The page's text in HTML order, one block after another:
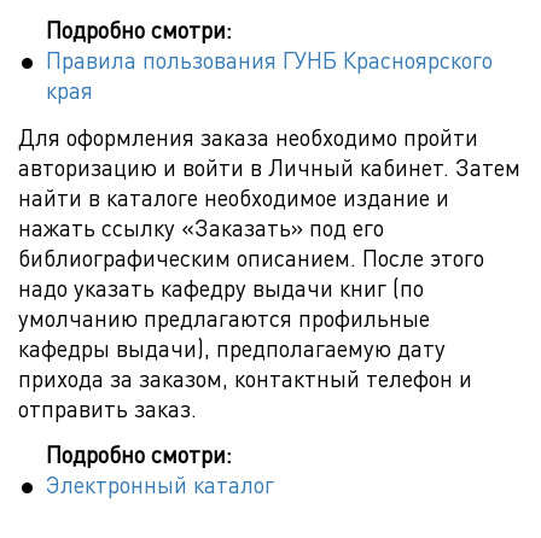
Подробно смотри:
Правила пользования ГУНБ Красноярского
края
Для оформления заказа необходимо пройти
авторизацию и войти в Личный кабинет. Затем
найти в каталоге необходимое издание и
нажать ссылку «Заказать» под его
библиографическим описанием. После этого
надо указать кафедру выдачи книг (по
умолчанию предлагаются профильные
кафедры выдачи), предполагаемую дату
прихода за заказом, контактный телефон и
отправить заказ.
Подробно смотри:
Электронный каталог